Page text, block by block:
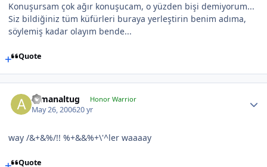
Konuşursam çok ağır konuşucam, o yüzden bişi demiyorum...
Siz bildiğiniz tüm küfürleri buraya yerleştirin benim adıma,
söylemiş kadar olayım bende...
Quote
armanaltug Honor Warrior
May 26, 200620 yr
way /&+&%/!! %+&&%+\'^ler waaaay
Quote